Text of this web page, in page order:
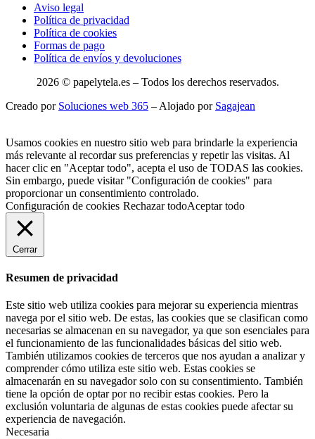
Aviso legal
Política de privacidad
Política de cookies
Formas de pago
Política de envíos y devoluciones
2026 © papelytela.es – Todos los derechos reservados.
Creado por Soluciones web 365 – Alojado por Sagajean
Usamos cookies en nuestro sitio web para brindarle la experiencia
más relevante al recordar sus preferencias y repetir las visitas. Al
hacer clic en "Aceptar todo", acepta el uso de TODAS las cookies.
Sin embargo, puede visitar "Configuración de cookies" para
proporcionar un consentimiento controlado.
Configuración de cookies Rechazar todoAceptar todo
Cerrar
Resumen de privacidad
Este sitio web utiliza cookies para mejorar su experiencia mientras
navega por el sitio web. De estas, las cookies que se clasifican como
necesarias se almacenan en su navegador, ya que son esenciales para
el funcionamiento de las funcionalidades básicas del sitio web.
También utilizamos cookies de terceros que nos ayudan a analizar y
comprender cómo utiliza este sitio web. Estas cookies se
almacenarán en su navegador solo con su consentimiento. También
tiene la opción de optar por no recibir estas cookies. Pero la
exclusión voluntaria de algunas de estas cookies puede afectar su
experiencia de navegación.
Necesaria